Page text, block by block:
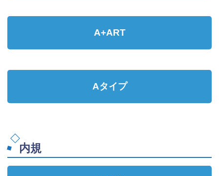
A+ART
Aタイプ
内規